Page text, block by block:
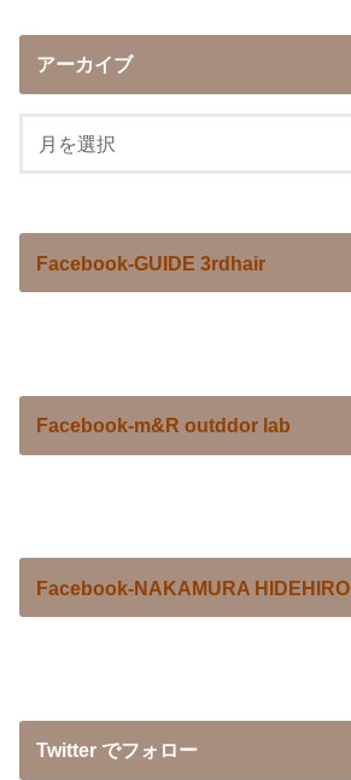
アーカイブ
Facebook-GUIDE 3rdhair
Facebook-m&R outddor lab
Facebook-NAKAMURA HIDEHIRO
Twitter でフォロー